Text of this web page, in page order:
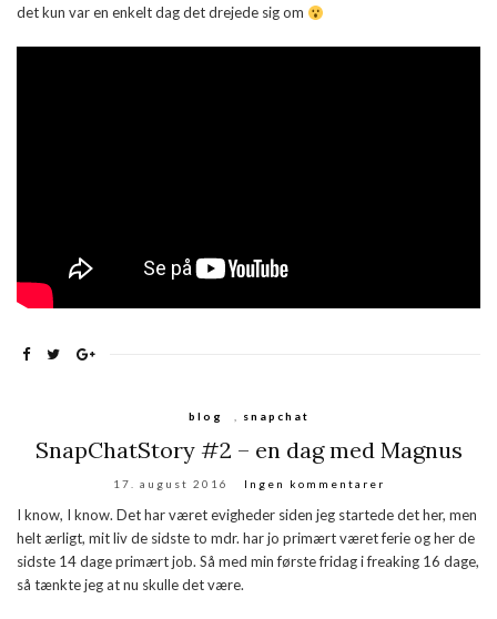
det kun var en enkelt dag det drejede sig om
blog snapchat
SnapChatStory #2 – en dag med Magnus
17. august 2016 Ingen kommentarer
I know, I know. Det har været evigheder siden jeg startede det her, men
helt ærligt, mit liv de sidste to mdr. har jo primært været ferie og her de
sidste 14 dage primært job. Så med min første fridag i freaking 16 dage,
så tænkte jeg at nu skulle det være.